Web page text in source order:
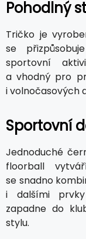
Pohodlný
Tričko je
se
sportovní
a vhodný pro
i volnočasových
Sportovní
Jednoduché
floorball
se snadno
i dalšími
zapadne do
stylu.